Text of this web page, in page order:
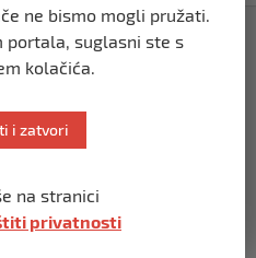
ne bismo mogli pružati.
portala, suglasni ste s
kolačića.
i zatvori
na stranici
privatnosti